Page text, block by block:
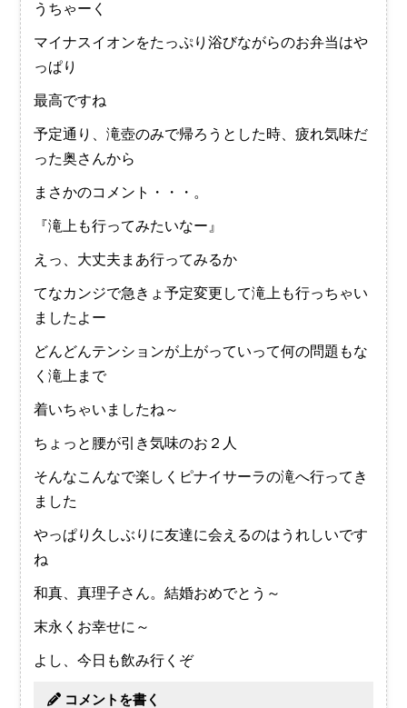
うちゃーく
マイナスイオンをたっぷり浴びながらのお弁当はや
っぱり
最高ですね
予定通り、滝壺のみで帰ろうとした時、疲れ気味だ
った奥さんから
まさかのコメント・・・。
『滝上も行ってみたいなー』
えっ、大丈夫まあ行ってみるか
てなカンジで急きょ予定変更して滝上も行っちゃい
ましたよー
どんどんテンションが上がっていって何の問題もな
く滝上まで
着いちゃいましたね～
ちょっと腰が引き気味のお２人
そんなこんなで楽しくピナイサーラの滝へ行ってき
ました
やっぱり久しぶりに友達に会えるのはうれしいです
ね
和真、真理子さん。結婚おめでとう～
末永くお幸せに～
よし、今日も飲み行くぞ
コメントを書く